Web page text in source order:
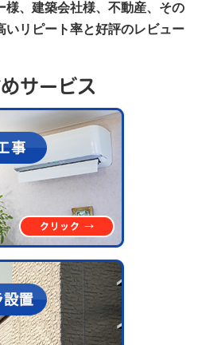
様、建築会社様、不動産、その
いリピート率と好評のレビュー
サービス